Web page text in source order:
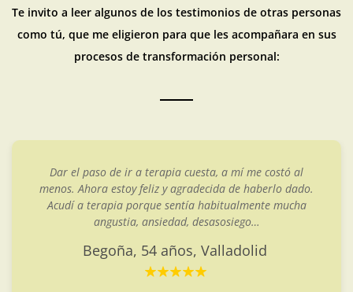
Te invito a leer algunos de los testimonios de otras personas
como tú, que me eligieron para que les acompañara en sus
procesos de transformación personal:
Dar el paso de ir a terapia cuesta, a mí me costó al
menos. Ahora estoy feliz y agradecida de haberlo dado.
Acudí a terapia porque sentía habitualmente mucha
angustia, ansiedad, desasosiego…
Begoña, 54 años, Valladolid